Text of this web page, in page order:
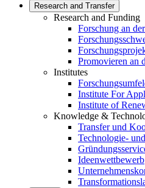
Research and Transfer
Research and Funding
Forschung an
Promovieren an
Institutes
Institute For
Institute of
Knowledge &
Transfer und
Technologie-
Ideenwettbewerb